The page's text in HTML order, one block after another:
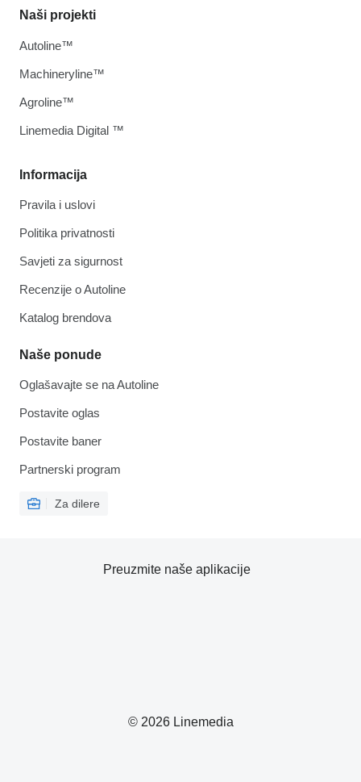
Informacija
Pravila i uslovi
Politika privatnosti
Savjeti za sigurnost
Recenzije o Autoline
Katalog brendova
Naše ponude
Oglašavajte se na Autoline
Postavite oglas
Postavite baner
Partnerski program
Za dilere
Naši projekti
Autoline™
Machineryline™
Agroline™
Linemedia Digital ™
© 2026 Linemedia
Preuzmite naše aplikacije